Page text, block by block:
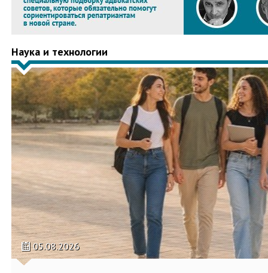
Наука и технологии
05.08.2026